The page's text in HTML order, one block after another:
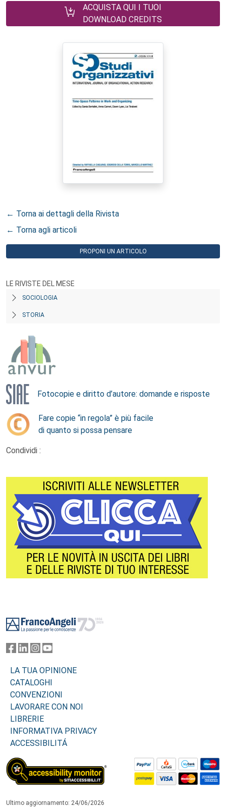
ACQUISTA QUI I TUOI
DOWNLOAD CREDITS
← Torna ai dettagli della Rivista
← Torna agli articoli
PROPONI UN ARTICOLO
LE RIVISTE DEL MESE
SOCIOLOGIA
STORIA
Fotocopie e diritto d’autore: domande e risposte
Fare copie “in regola” è più facile
di quanto si possa pensare
Condividi :
LA TUA OPINIONE
CATALOGHI
CONVENZIONI
LAVORARE CON NOI
LIBRERIE
INFORMATIVA PRIVACY
ACCESSIBILITÁ
Ultimo aggiornamento: 24/06/2026